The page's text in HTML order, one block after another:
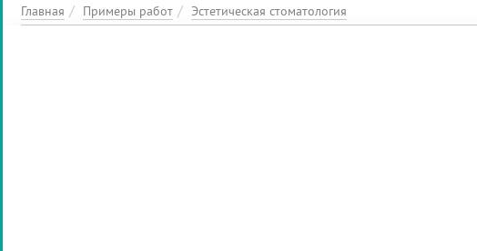
Главная Примеры работ Эстетическая стоматология